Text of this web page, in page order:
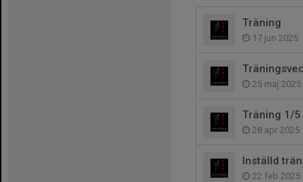
Träning
17 jun 2025
25 maj 2025
Träning 1/5
28 apr 2025
Inställd
22 feb 2025